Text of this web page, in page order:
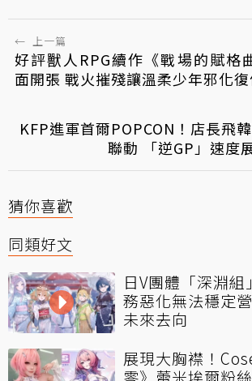
← 上一篇
好評獸人RPG續作《戰場的賦格
面開張 戰火摧殘讓溫柔少年邪化復
KFP進軍首爾POPCON！店長飛
聯動 「逆GP」速度
猜你喜歡
同類好文
日V團體「深淵
務惡化無法穩定
未來去向
展現大胸襟！